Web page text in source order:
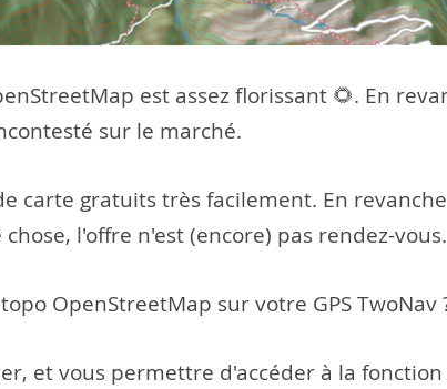
est assez florissant 🌻. En
sur le marché.
carte gratuits très facilement. En
l'offre n'est (encore) pas rendez-vous.
OpenStreetMap sur votre GPS TwoNav
et vous permettre d'accéder à la fonction